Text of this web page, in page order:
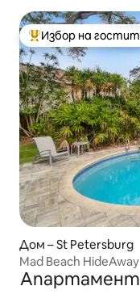
Най-популярен
Избор на
Дом – St Petersburg
Mad Beach
бани